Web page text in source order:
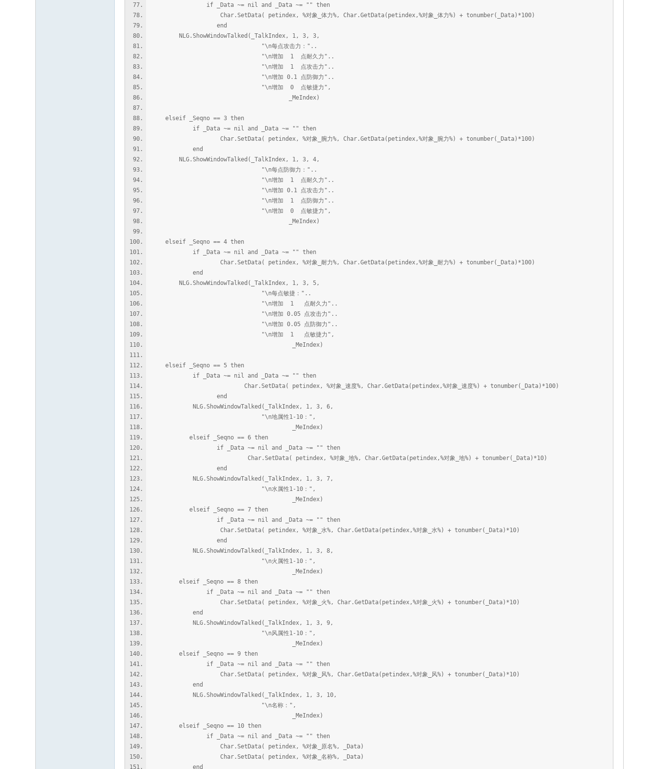
if _Data ~= nil and _Data ~= "" then
Char.SetData( petindex, %对象_体力%, Char.GetData(petindex,%对象_体力%) + tonumber(_Data)*100)
end
NLG.ShowWindowTalked(_TalkIndex, 1, 3, 3,
"\n每点攻击力："..
"\n增加 1 点耐久力"..
"\n增加 1 点攻击力"..
"\n增加 0.1 点防御力"..
"\n增加 0 点敏捷力",
_MeIndex)
elseif _Seqno == 3 then
if _Data ~= nil and _Data ~= "" then
Char.SetData( petindex, %对象_腕力%, Char.GetData(petindex,%对象_腕力%) + tonumber(_Data)*100)
end
NLG.ShowWindowTalked(_TalkIndex, 1, 3, 4,
"\n每点防御力："..
"\n增加 1 点耐久力"..
"\n增加 0.1 点攻击力"..
"\n增加 1 点防御力"..
"\n增加 0 点敏捷力",
_MeIndex)
elseif _Seqno == 4 then
if _Data ~= nil and _Data ~= "" then
Char.SetData( petindex, %对象_耐力%, Char.GetData(petindex,%对象_耐力%) + tonumber(_Data)*100)
end
NLG.ShowWindowTalked(_TalkIndex, 1, 3, 5,
"\n每点敏捷："..
"\n增加 1 点耐久力"..
"\n增加 0.05 点攻击力"..
"\n增加 0.05 点防御力"..
"\n增加 1 点敏捷力",
_MeIndex)
elseif _Seqno == 5 then
if _Data ~= nil and _Data ~= "" then
Char.SetData( petindex, %对象_速度%, Char.GetData(petindex,%对象_速度%) + tonumber(_Data)*100)
end
NLG.ShowWindowTalked(_TalkIndex, 1, 3, 6,
"\n地属性1-10：",
_MeIndex)
elseif _Seqno == 6 then
if _Data ~= nil and _Data ~= "" then
Char.SetData( petindex, %对象_地%, Char.GetData(petindex,%对象_地%) + tonumber(_Data)*10)
end
NLG.ShowWindowTalked(_TalkIndex, 1, 3, 7,
"\n水属性1-10：",
_MeIndex)
elseif _Seqno == 7 then
if _Data ~= nil and _Data ~= "" then
Char.SetData( petindex, %对象_水%, Char.GetData(petindex,%对象_水%) + tonumber(_Data)*10)
end
NLG.ShowWindowTalked(_TalkIndex, 1, 3, 8,
"\n火属性1-10：",
_MeIndex)
elseif _Seqno == 8 then
if _Data ~= nil and _Data ~= "" then
Char.SetData( petindex, %对象_火%, Char.GetData(petindex,%对象_火%) + tonumber(_Data)*10)
end
NLG.ShowWindowTalked(_TalkIndex, 1, 3, 9,
"\n风属性1-10：",
_MeIndex)
elseif _Seqno == 9 then
if _Data ~= nil and _Data ~= "" then
Char.SetData( petindex, %对象_风%, Char.GetData(petindex,%对象_风%) + tonumber(_Data)*10)
end
NLG.ShowWindowTalked(_TalkIndex, 1, 3, 10,
"\n名称：",
_MeIndex)
elseif _Seqno == 10 then
if _Data ~= nil and _Data ~= "" then
Char.SetData( petindex, %对象_原名%, _Data)
Char.SetData( petindex, %对象_名称%, _Data)
end